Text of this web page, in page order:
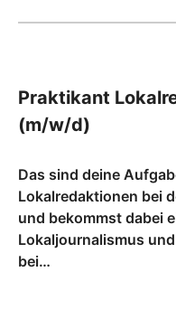
Praktikant
(m/w/d)
Das sind deine
Lokalredaktionen bei
und bekommst dabei
Lokaljournalismus
bei…